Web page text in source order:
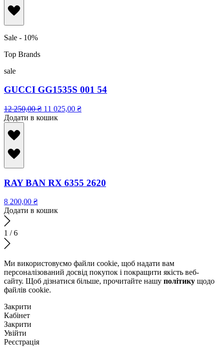
Sale - 10%
Top Brands
sale
GUCCI GG1535S 001 54
12 250,00₴ 11 025,00 ₴
Додати в кошик
RAY BAN RX 6355 2620
8 200,00 ₴
Додати в кошик
1 /6
Ми використовуємо файли cookie, щоб надати вам
персоналізований досвід покупок і покращити якість веб-
сайту. Щоб дізнатися більше, прочитайте нашу політику щодо
файлів сookie.
Закрити
Кабінет
Закрити
Увійти
Реєстрація